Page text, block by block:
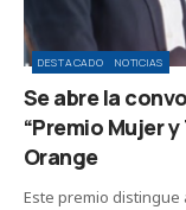
DESTACADO NOTICIAS
Se abre la
“Premio Mujer
Orange
Este premio